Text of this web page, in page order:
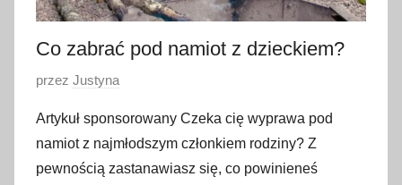
0
3
Co zabrać pod namiot z dzieckiem?
O
u
b
l
przez Justyna
Artykuł sponsorowany Czeka cię wyprawa pod
namiot z najmłodszym członkiem rodziny? Z
pewnością zastanawiasz się, co powinieneś